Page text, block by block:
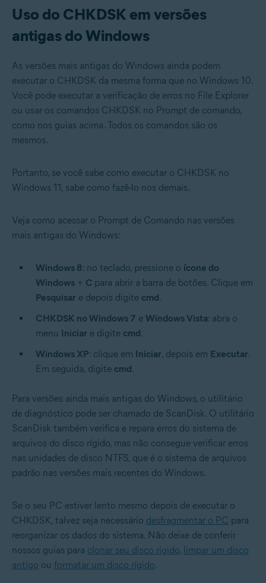
Uso do CHKDSK em versões
antigas do Windows
As versões mais antigas do Windows ainda podem
executar o CHKDSK da mesma forma que no Windows 10.
Você pode executar a verificação de erros no File Explorer
ou usar os comandos CHKDSK no Prompt de comando,
como nos guias acima. Todos os comandos são os
mesmos.
Portanto, se você sabe como executar o CHKDSK no
Windows 11, sabe como fazê-lo nos demais.
Veja como acessar o Prompt de Comando nas versões
mais antigas do Windows:
Windows 8: no teclado, pressione o ícone do
Windows + C para abrir a barra de botões. Clique em
Pesquisar e depois digite cmd.
CHKDSK no Windows 7 e Windows Vista: abra o
menu Iniciar e digite cmd.
Windows XP: clique em Iniciar, depois em Executar.
Em seguida, digite cmd.
Para versões ainda mais antigas do Windows, o utilitário
de diagnóstico pode ser chamado de ScanDisk. O utilitário
ScanDisk também verifica e repara erros do sistema de
arquivos do disco rígido, mas não consegue verificar erros
nas unidades de disco NTFS, que é o sistema de arquivos
padrão nas versões mais recentes do Windows.
Se o seu PC estiver lento mesmo depois de executar o
CHKDSK, talvez seja necessário desfragmentar o PC para
reorganizar os dados do sistema. Não deixe de conferir
nossos guias para clonar seu disco rígido, limpar um disco
antigo ou formatar um disco rígido.